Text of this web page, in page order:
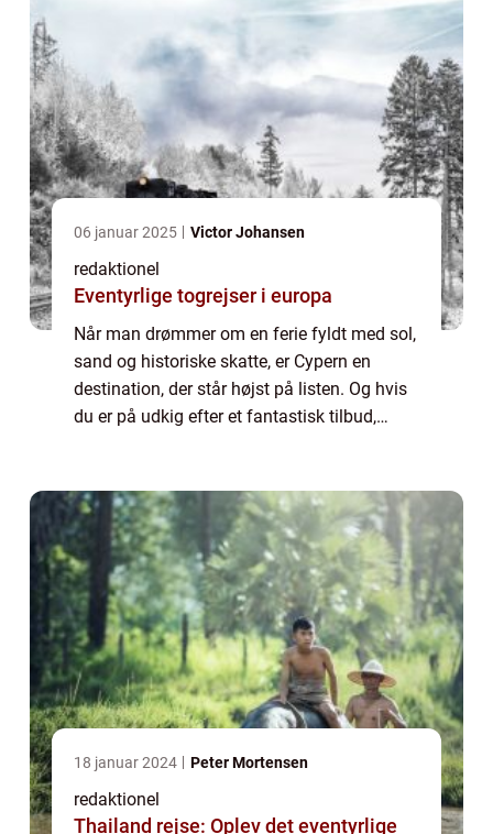
06 januar 2025 Victor Johansen
redaktionel
Eventyrlige togrejser i europa
Når man drømmer om en ferie fyldt med sol,
sand og historiske skatte, er Cypern en
destination, der står højst på listen. Og hvis
du er på udkig efter et fantastisk tilbud,
18 januar 2024 Peter Mortensen
redaktionel
Thailand rejse: Oplev det eventyrlige